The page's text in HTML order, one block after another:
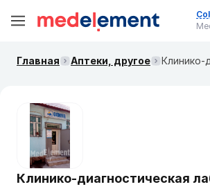
Главная Аптеки, другое
Клинико-диагностическая